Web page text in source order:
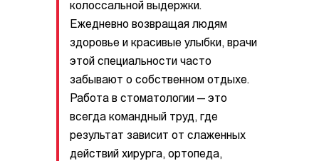
колоссальной выдержки.
Ежедневно возвращая людям
здоровье и красивые улыбки, врачи
этой специальности часто
забывают о собственном отдыхе.
Работа в стоматологии — это
всегда командный труд, где
результат зависит от слаженных
действий хирурга, ортопеда,